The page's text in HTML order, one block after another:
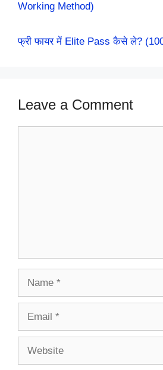
Working Method)
फ्री फायर में Elite Pass कैसे ले?
Leave a Comment